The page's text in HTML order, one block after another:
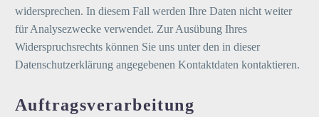
widersprechen. In diesem Fall werden Ihre Daten nicht weiter
für Analysezwecke verwendet. Zur Ausübung Ihres
Widerspruchsrechts können Sie uns unter den in dieser
Datenschutzerklärung angegebenen Kontaktdaten kontaktieren.
Auftragsverarbeitung